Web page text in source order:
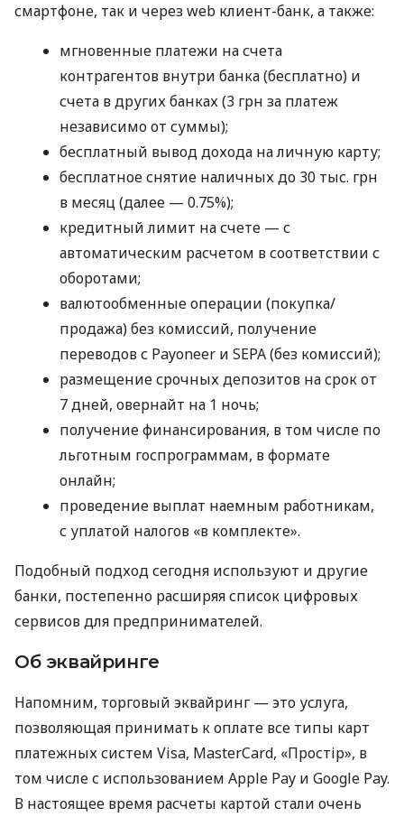
смартфоне, так и через web клиент-банк, а также:
мгновенные платежи на счета
контрагентов внутри банка (бесплатно) и
счета в других банках (3 грн за платеж
независимо от суммы);
бесплатный вывод дохода на личную карту;
бесплатное снятие наличных до 30 тыс. грн
в месяц (далее — 0.75%);
кредитный лимит на счете — с
автоматическим расчетом в соответствии с
оборотами;
валютообменные операции (покупка/
продажа) без комиссий, получение
переводов с Payoneer и SEPA (без комиссий);
размещение срочных депозитов на срок от
7 дней, овернайт на 1 ночь;
получение финансирования, в том числе по
льготным госпрограммам, в формате
онлайн;
проведение выплат наемным работникам,
с уплатой налогов «в комплекте».
Подобный подход сегодня используют и другие
банки, постепенно расширяя список цифровых
сервисов для предпринимателей.
Об эквайринге
Напомним, торговый эквайринг — это услуга,
позволяющая принимать к оплате все типы карт
платежных систем Visa, MasterCard, «Простір», в
том числе с использованием Apple Pay и Google Pay.
В настоящее время расчеты картой стали очень